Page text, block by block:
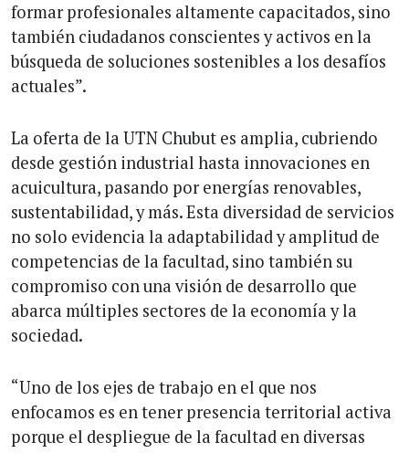
formar profesionales altamente capacitados, sino
también ciudadanos conscientes y activos en la
búsqueda de soluciones sostenibles a los desafíos
actuales”.
La oferta de la UTN Chubut es amplia, cubriendo
desde gestión industrial hasta innovaciones en
acuicultura, pasando por energías renovables,
sustentabilidad, y más. Esta diversidad de servicios
no solo evidencia la adaptabilidad y amplitud de
competencias de la facultad, sino también su
compromiso con una visión de desarrollo que
abarca múltiples sectores de la economía y la
sociedad.
“Uno de los ejes de trabajo en el que nos
enfocamos es en tener presencia territorial activa
porque el despliegue de la facultad en diversas